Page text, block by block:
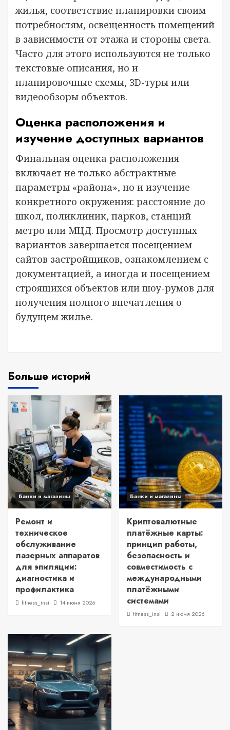
жилья, соответствие планировки своим
потребностям, освещенность помещений
в зависимости от этажа и стороны света.
Часто для этого используются не только
текстовые описания, но и
планировочные схемы, 3D-туры или
видеообзоры объектов.
Оценка расположения и
изучение доступных вариантов
Финальная оценка расположения
включает не только абстрактные
параметры «района», но и изучение
конкретного окружения: расстояние до
школ, поликлиник, парков, станций
метро или МЦД. Просмотр доступных
вариантов завершается посещением
сайтов застройщиков, ознакомлением с
документацией, а иногда и посещением
строящихся объектов или шоу-румов для
получения полного впечатления о
будущем жилье.
Больше историй
Банки и магазины
Ремонт и
техническое
обслуживание
лазерных аппаратов
для эпиляции:
диагностика и
профилактика
fitness_insi 14 июня 2026
Банки и магазины
Криптовалютные
платёжные карты:
принцип работы,
безопасность и
совместимость с
международными
платёжными
системами
fitness_insi 2 июня 2026